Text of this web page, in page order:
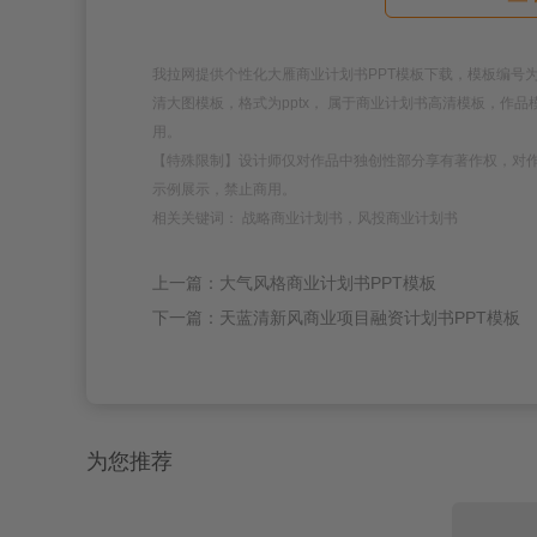
我拉网提供个性化大雁商业计划书PPT模板下载，模板编
清大图模板，格式为pptx， 属于商业计划书高清模板，作
【特殊限制】设计师仅对作品中独创性部分享有著作权，
示例展示，禁止商用。
相关关键词： 战略商业计划书，风投商业计划书
上一篇：大气风格商业计划书PPT模板
下一篇：天蓝清新风商业项目融资计划书PPT模板
为您推荐